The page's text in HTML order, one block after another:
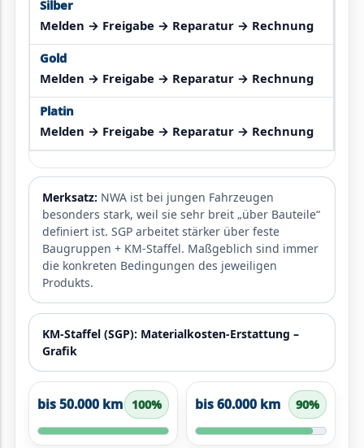
Melden → Freigabe → Reparatur → Rechnung
Melden → Freigabe → Reparatur → Rechnung
Melden → Freigabe → Reparatur → Rechnung
Merksatz: NWA ist bei jungen Fahrzeugen
besonders stark, weil sie sehr breit „über Bauteile“
definiert ist. SGP arbeitet stärker über feste
Baugruppen + KM-Staffel. Maßgeblich sind immer
die konkreten Bedingungen des jeweiligen
Produkts.
KM-Staffel (SGP): Materialkosten-Erstattung –
Grafik
bis 50.000 km 100% bis 60.000 km 90%